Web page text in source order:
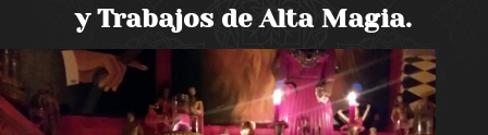
y Trabajos de Alta Magia.